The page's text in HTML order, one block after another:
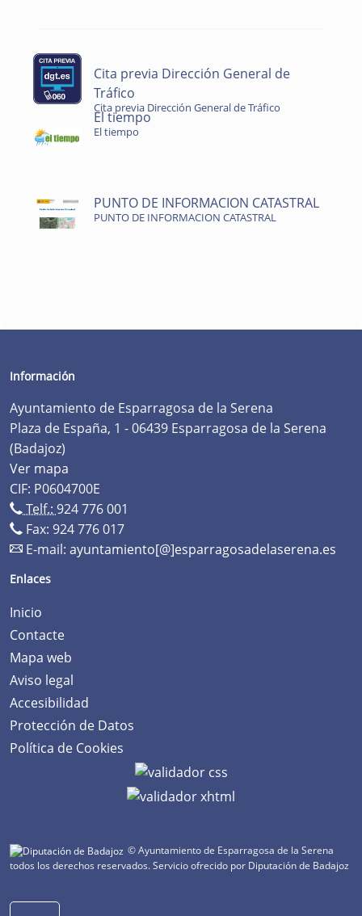
Cita previa Dirección General de
Tráfico
Cita previa Dirección General de Tráfico
El tiempo
El tiempo
PUNTO DE INFORMACION CATASTRAL
PUNTO DE INFORMACION CATASTRAL
Información
Ayuntamiento de Esparragosa de la Serena
Plaza de España, 1 - 06439 Esparragosa de la Serena
(Badajoz)
Ver mapa
CIF: P0604700E
Telf.: 924 776 001
Fax: 924 776 017
E-mail: ayuntamiento[@]esparragosadelaserena.es
Enlaces
Inicio
Contacte
Mapa web
Aviso legal
Accesibilidad
Protección de Datos
Política de Cookies
© Ayuntamiento de Esparragosa de la Serena
todos los derechos reservados.Servicio ofrecido por Diputación de Badajoz